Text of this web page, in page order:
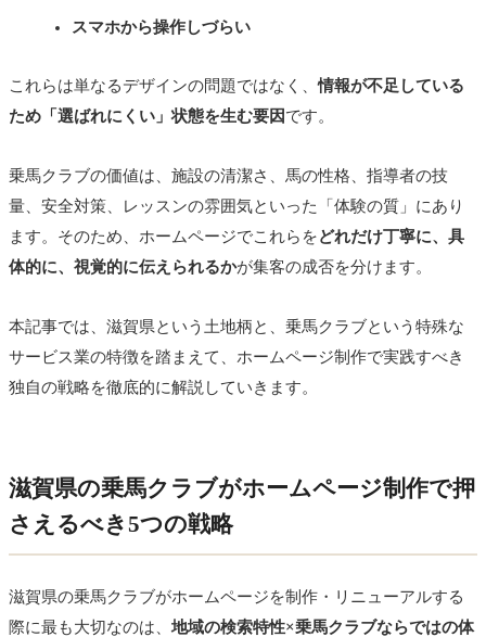
スマホから操作しづらい
これらは単なるデザインの問題ではなく、情報が不足している
ため「選ばれにくい」状態を生む要因です。
乗馬クラブの価値は、施設の清潔さ、馬の性格、指導者の技
量、安全対策、レッスンの雰囲気といった「体験の質」にあり
ます。そのため、ホームページでこれらをどれだけ丁寧に、具
体的に、視覚的に伝えられるかが集客の成否を分けます。
本記事では、滋賀県という土地柄と、乗馬クラブという特殊な
サービス業の特徴を踏まえて、ホームページ制作で実践すべき
独自の戦略を徹底的に解説していきます。
滋賀県の乗馬クラブがホームページ制作で押
さえるべき5つの戦略
滋賀県の乗馬クラブがホームページを制作・リニューアルする
際に最も大切なのは、 地域の検索特性×乗馬クラブならではの体